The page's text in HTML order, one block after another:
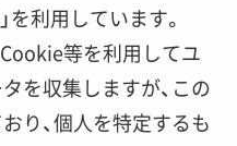
を利用しています。
等を利用してユ
を収集しますが、この
り、個人を特定するも